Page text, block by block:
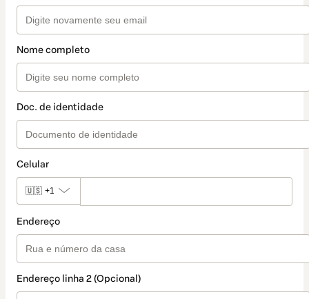
Nome completo
Doc. de identidade
Celular
🇺🇸 +1
Endereço
Endereço linha 2 (Opcional)